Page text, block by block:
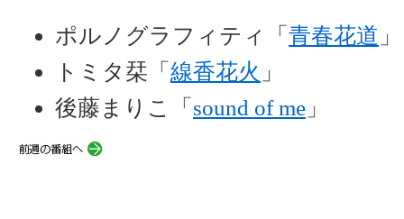
ポルノグラフィティ「 青春花道 」
トミタ栞「 線香花火 」
後藤まりこ「 sound of me 」